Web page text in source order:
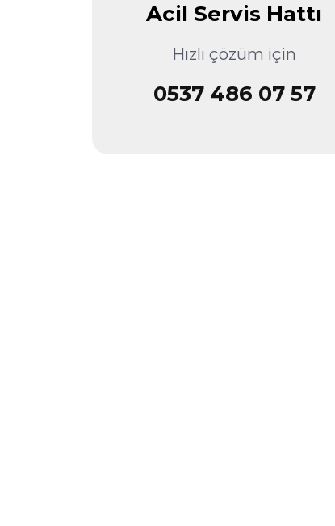
Acil Servis Hattı
Hızlı çözüm için
0537 486 07 57